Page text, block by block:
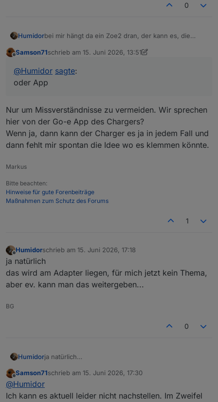
0
Humidorbei mir hängt da ein Zoe2 dran, der kann es, die
der App beim Fahrzeug einstellen
Befehl, oder App
aus dem Objektbaum fkt. das nicht, ev. nur über ein
im Adapter aktiv ist?
Samson71schrieb am 15. Juni 2026, 13:51
zuletzt editiert von Samson71
@Humidor sagte:
oder App
Nur um Missverständnisse zu vermeiden. Wir sprechen
hier von der Go-e App des Chargers?
Wenn ja, dann kann der Charger es ja in jedem Fall und
dann fehlt mir spontan die Idee wo es klemmen könnte.
Markus
Bitte beachten:
Hinweise für gute Forenbeiträge
Maßnahmen zum Schutz des Forums
1
Offline
Humidorschrieb am 15. Juni 2026, 17:18
zuletzt editiert von
ja natürlich
das wird am Adapter liegen, für mich jetzt kein Thema,
aber ev. kann man das weitergeben...
BG
0
Humidorja natürlich
Thema, aber ev. kann man das weitergeben...
Offline
Samson71schrieb am 15. Juni 2026, 17:30
zuletzt editiert von
@Humidor
Ich kann es aktuell leider nicht nachstellen. Im Zweifel